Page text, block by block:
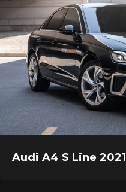
Audi A4 S Line 2021